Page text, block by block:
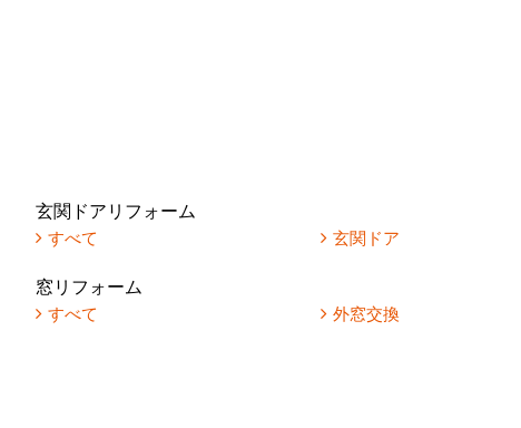
玄関ドアリフォーム
すべて
玄関ドア
窓リフォーム
すべて
外窓交換